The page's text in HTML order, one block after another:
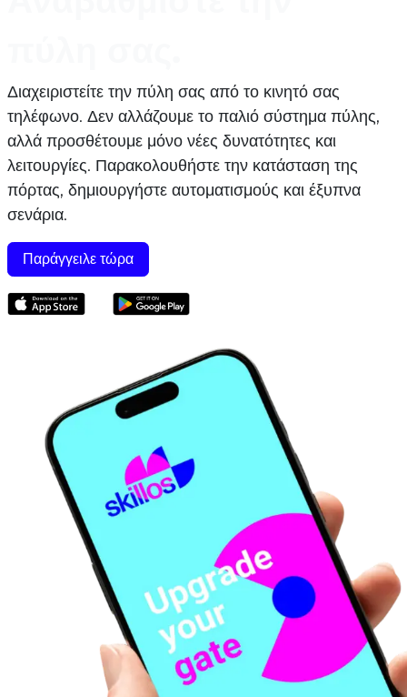
Διαχειριστείτε την πύλη σας από το κινητό σας
τηλέφωνο. Δεν αλλάζουμε το παλιό σύστημα πύλης,
αλλά προσθέτουμε μόνο νέες δυνατότητες και
λειτουργίες. Παρακολουθήστε την κατάσταση της
πόρτας, δημιουργήστε αυτοματισμούς και έξυπνα
σενάρια.
Παράγγειλε τώρα